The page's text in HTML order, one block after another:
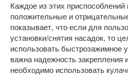
Каждое из этих приспособлений
положительные и
показывает, что если для
установки/снятия насадок, то
использовать быстрозажимное
важна надежность закрепления
необходимо использовать